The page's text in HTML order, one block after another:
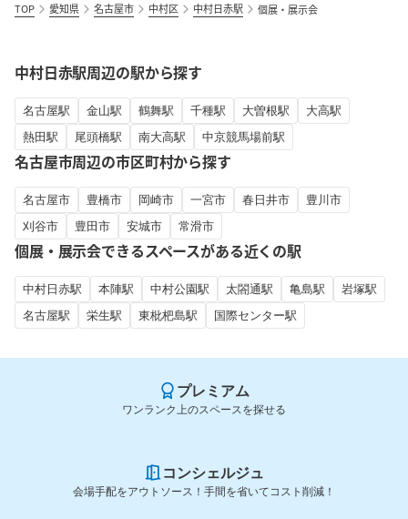
TOP 愛知県 名古屋市 中村区 中村日赤駅 個展・展示会
中村日赤駅周辺の駅から探す
名古屋駅 金山駅 鶴舞駅 千種駅 大曽根駅
大高駅
熱田駅
尾頭橋駅 南大高駅 中京競馬場前駅
名古屋市周辺の市区町村から探す
名古屋市 豊橋市 岡崎市 一宮市 春日井市
豊川市
刈谷市
豊田市 安城市 常滑市
個展・展示会できるスペースがある近くの駅
中村日赤駅 本陣駅 中村公園駅 太閤通駅 亀島駅
岩塚駅
名古屋駅
栄生駅 東枇杷島駅 国際センター駅
プレミアム
ワンランク上のスペースを探せる
コンシェルジュ
会場手配をアウトソース！手間を省いてコスト削減！